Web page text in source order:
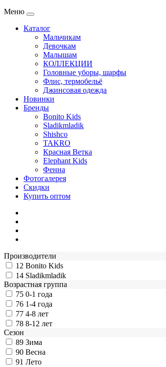
Меню
Каталог
Мальчикам
Девочкам
Малышам
КОЛЛЕКЦИИ
Головные уборы, шарфы
Флис, термобельё
Джинсовая одежда
Новинки
Бренды
Bonito Kids
Sladikmladik
Shishco
TAKRO
Красная Ветка
Elephant Kids
Фенна
Фотогалерея
Скидки
Купить оптом
Производители
12 Bonito Kids
14 Sladikmladik
Возрастная группа
75 0-1 года
76 1-4 года
77 4-8 лет
78 8-12 лет
Сезон
89 Зима
90 Весна
91 Лето